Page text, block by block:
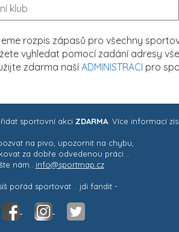
rozpis zápasů pro všechny
vyhledat pomocí zadání adresy
zdarma naší ADMINISTRACI pro
sportovní akci ZDARMA. Více informací
na pivo, upozornit na chybu,
za dobře odvedenou práci ..
nám.. info@sportmap.cz
pořád sportovat .. jdi fandit -